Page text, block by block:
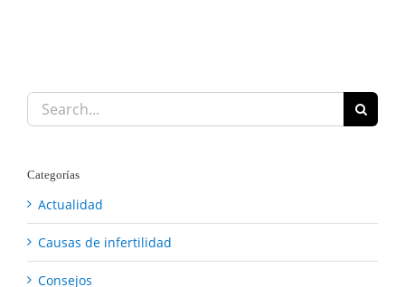
Search
for:
Categorías
Actualidad
Causas de infertilidad
Consejos